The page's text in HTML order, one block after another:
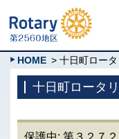
HOME > 十日町ロー
十日町ロータ
保護中: 第３２７